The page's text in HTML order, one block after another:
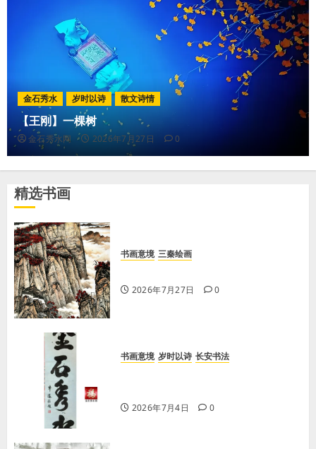
凡人中庸 斯文在兹
【王军平】牛奶没丢，丢的是那句没有说完
的话
2026年8月7日 0
金石秀水 我写古诗
【王刚】赏王三县先生〈大漠胡杨〉画作
2026年8月7日 0
7
【李荣国】感恩戴德情义重 十年磨剑寸心知
2026年8月7日
斯文在兹 但得风流 凡人中庸
【李荣国】乡土乡音酿乡情 真心真意铸真文
学习《论语·里仁篇》第六章
2026年8月9日 0
金石秀水 岁时以诗 散文诗情
【王刚】一棵树
金石秀水网 2026年7月27日 0
精选书画
书画意境 三秦绘画
2026年7月27日 0
书画意境 岁时以诗 长安书法
2026年7月4日 0